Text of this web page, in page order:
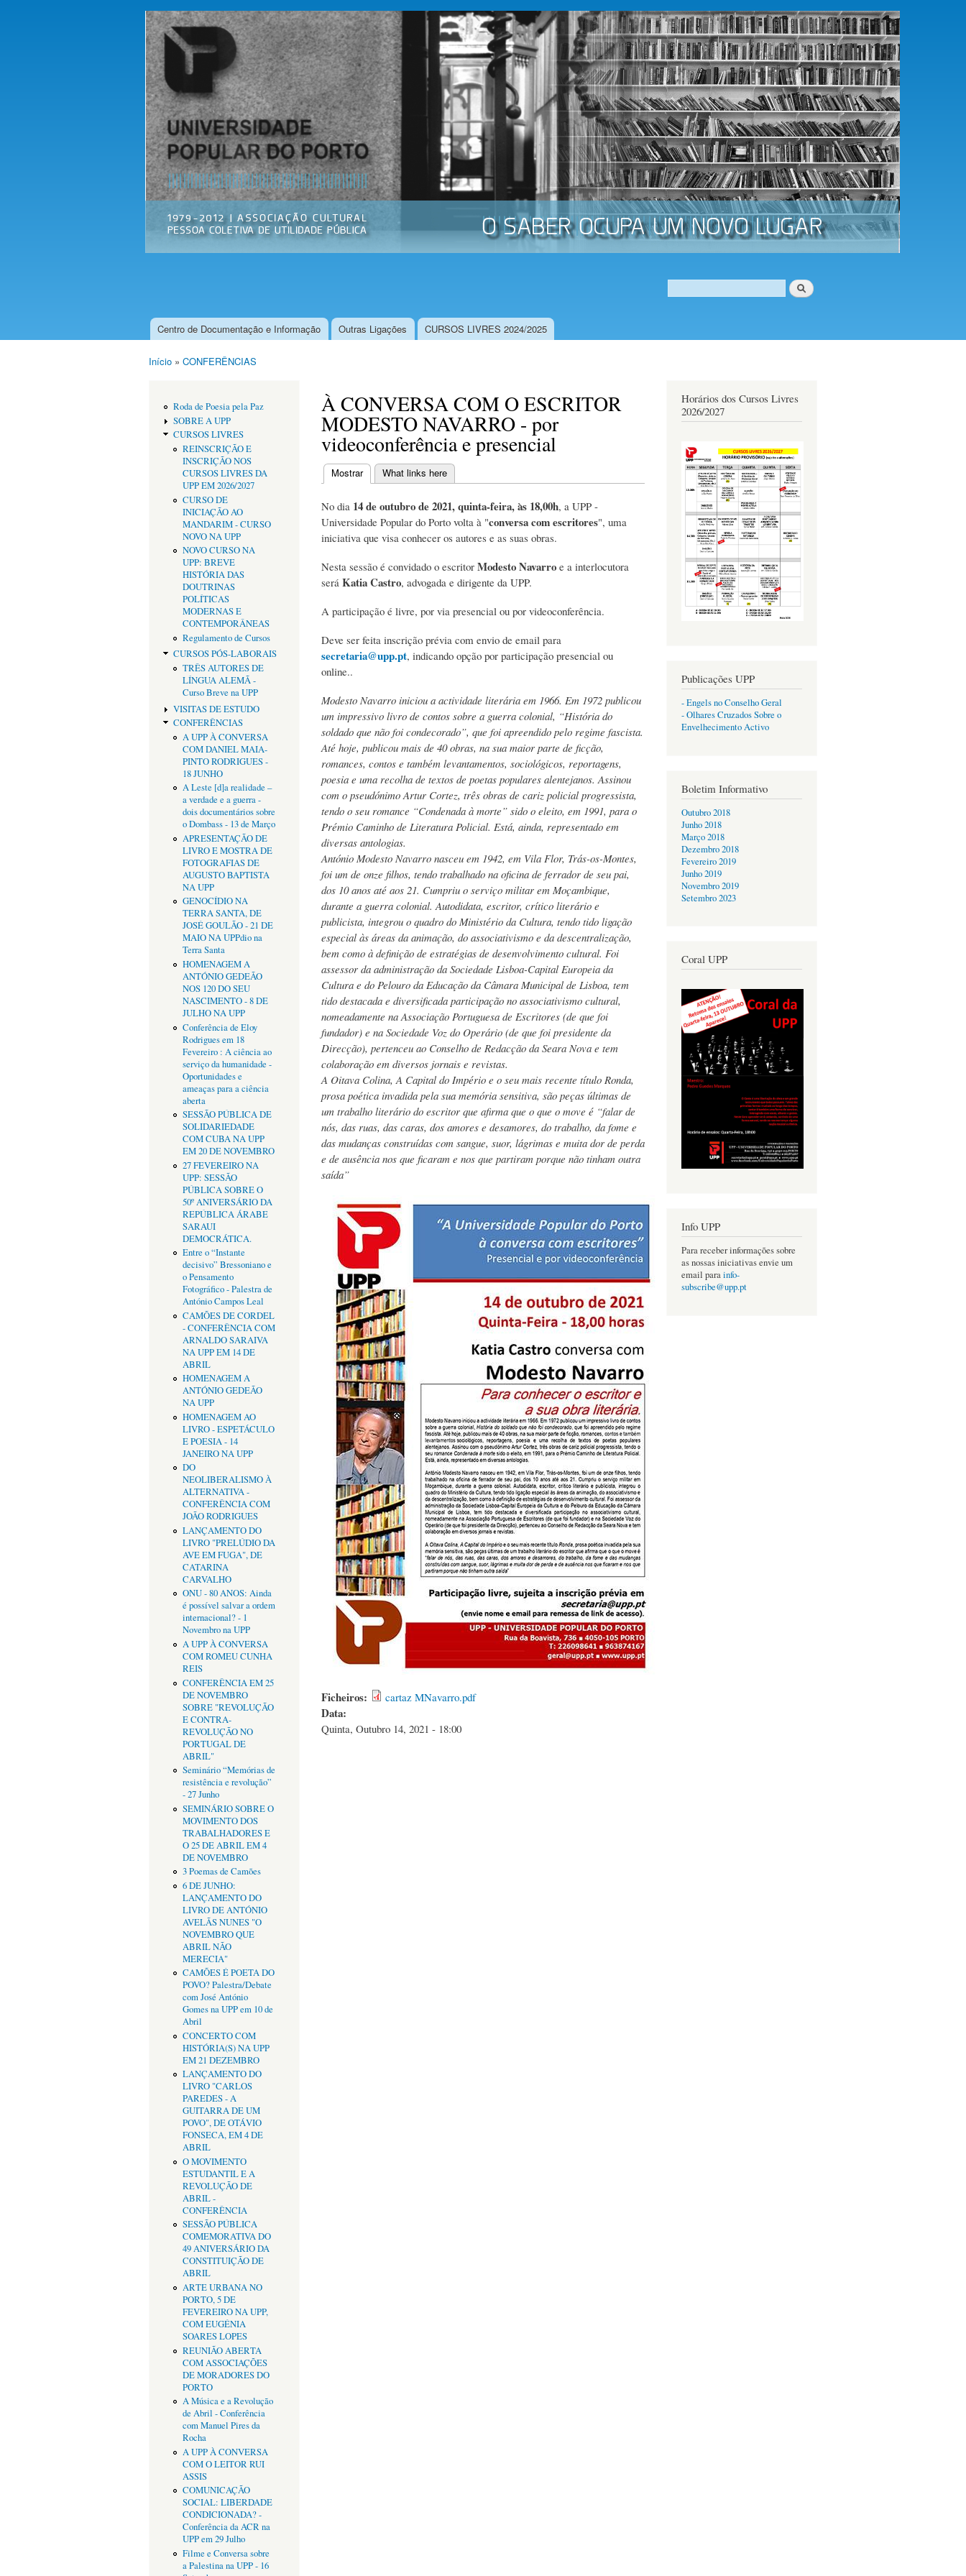
Passar
para o
conteúdo
principal
Universidade
Popular do
Porto
Associação
Cultural
Formulário de procura
Procurar
Menu principal
Centro de Documentação e Informação Outras Ligações CURSOS LIVRES 2024/2025
Início » CONFERÊNCIAS
Roda de Poesia pela Paz
SOBRE A UPP
CURSOS LIVRES
REINSCRIÇÃO E
INSCRIÇÃO NOS
CURSOS LIVRES DA
UPP EM 2026/2027
CURSO DE
INICIAÇÃO AO
MANDARIM - CURSO
NOVO NA UPP
NOVO CURSO NA
UPP: BREVE
HISTÓRIA DAS
DOUTRINAS
POLÍTICAS
MODERNAS E
CONTEMPORÂNEAS
Regulamento de Cursos
CURSOS PÓS-LABORAIS
TRÊS AUTORES DE
LÍNGUA ALEMÃ -
Curso Breve na UPP
VISITAS DE ESTUDO
CONFERÊNCIAS
A UPP À CONVERSA
COM DANIEL MAIA-
PINTO RODRIGUES -
18 JUNHO
A Leste [d]a realidade –
a verdade e a guerra -
dois documentários sobre
o Dombass - 13 de Março
APRESENTAÇÃO DE
LIVRO E MOSTRA DE
FOTOGRAFIAS DE
AUGUSTO BAPTISTA
NA UPP
GENOCÍDIO NA
TERRA SANTA, DE
JOSÉ GOULÃO - 21 DE
MAIO NA UPPdio na
Terra Santa
HOMENAGEM A
ANTÓNIO GEDEÃO
NOS 120 DO SEU
NASCIMENTO - 8 DE
JULHO NA UPP
Conferência de Eloy
Rodrigues em 18
Fevereiro : A ciência ao
serviço da humanidade -
Oportunidades e
ameaças para a ciência
aberta
SESSÃO PÚBLICA DE
SOLIDARIEDADE
COM CUBA NA UPP
EM 20 DE NOVEMBRO
27 FEVEREIRO NA
UPP: SESSÃO
PÚBLICA SOBRE O
50º ANIVERSÁRIO DA
REPÚBLICA ÁRABE
SARAUI
DEMOCRÁTICA.
Entre o “Instante
decisivo” Bressoniano e
o Pensamento
Fotográfico - Palestra de
António Campos Leal
CAMÕES DE CORDEL
- CONFERÊNCIA COM
ARNALDO SARAIVA
NA UPP EM 14 DE
ABRIL
HOMENAGEM A
ANTÓNIO GEDEÃO
NA UPP
HOMENAGEM AO
LIVRO - ESPETÁCULO
E POESIA - 14
JANEIRO NA UPP
DO
NEOLIBERALISMO À
ALTERNATIVA -
CONFERÊNCIA COM
JOÃO RODRIGUES
LANÇAMENTO DO
LIVRO "PRELÚDIO DA
AVE EM FUGA", DE
CATARINA
CARVALHO
ONU - 80 ANOS: Ainda
é possível salvar a ordem
internacional? - 1
Novembro na UPP
A UPP À CONVERSA
COM ROMEU CUNHA
REIS
CONFERÊNCIA EM 25
DE NOVEMBRO
SOBRE "REVOLUÇÃO
E CONTRA-
REVOLUÇÃO NO
PORTUGAL DE
ABRIL"
Seminário “Memórias de
resistência e revolução”
- 27 Junho
SEMINÁRIO SOBRE O
MOVIMENTO DOS
TRABALHADORES E
O 25 DE ABRIL EM 4
DE NOVEMBRO
3 Poemas de Camões
6 DE JUNHO:
LANÇAMENTO DO
LIVRO DE ANTÓNIO
AVELÃS NUNES "O
NOVEMBRO QUE
ABRIL NÃO
MERECIA"
CAMÕES É POETA DO
POVO? Palestra/Debate
com José António
Gomes na UPP em 10 de
Abril
CONCERTO COM
HISTÓRIA(S) NA UPP
EM 21 DEZEMBRO
LANÇAMENTO DO
LIVRO "CARLOS
PAREDES - A
GUITARRA DE UM
POVO", DE OTÁVIO
FONSECA, EM 4 DE
ABRIL
O MOVIMENTO
ESTUDANTIL E A
REVOLUÇÃO DE
ABRIL -
CONFERÊNCIA
SESSÃO PÚBLICA
COMEMORATIVA DO
49 ANIVERSÁRIO DA
CONSTITUIÇÃO DE
ABRIL
ARTE URBANA NO
PORTO, 5 DE
FEVEREIRO NA UPP,
COM EUGÉNIA
SOARES LOPES
REUNIÃO ABERTA
COM ASSOCIAÇÕES
DE MORADORES DO
PORTO
A Música e a Revolução
de Abril - Conferência
com Manuel Pires da
Rocha
A UPP À CONVERSA
COM O LEITOR RUI
ASSIS
COMUNICAÇÃO
SOCIAL: LIBERDADE
CONDICIONADA? -
Conferência da ACR na
UPP em 29 Julho
Filme e Conversa sobre
a Palestina na UPP - 16
À CONVERSA COM O ESCRITOR
MODESTO NAVARRO - por
videoconferência e presencial
Separadores primários
Mostrar(separador ativo)
What links here
No dia 14 de outubro de 2021, quinta-feira, às 18,00h, a UPP -
Universidade Popular do Porto volta à "conversa com escritores", uma
iniciativa que visa conhecer os autores e as suas obras.
Nesta sessão é convidado o escritor Modesto Navarro e a interlocutora
será Katia Castro, advogada e dirigente da UPP.
A participação é livre, por via presencial ou por videoconferência.
Deve ser feita inscrição prévia com envio de email para
secretaria@upp.pt, indicando opção por participação presencial ou
online..
Modesto Navarro iniciou a actividade literária em 1966. Em 1972 publicou
um impressivo livro de contos sobre a guerra colonial, “História do
soldado que não foi condecorado”, que foi apreendido pelo regime fascista.
Até hoje, publicou mais de 40 obras, na sua maior parte de ficção,
romances, contos e também levantamentos, sociológicos, reportagens,
poesia e uma recolha de textos de poetas populares alentejanos. Assinou
com o pseudónimo Artur Cortez, três obras de cariz policial progressista,
tendo o seu romance “Condenada à morte” sido o eleito, em 1991, para o
Prémio Caminho de Literatura Policial. Está, ainda, representado em
diversas antologias.
António Modesto Navarro nasceu em 1942, em Vila Flor, Trás-os-Montes,
foi um de onze filhos, tendo trabalhado na oficina de ferrador de seu pai,
dos 10 anos até aos 21. Cumpriu o serviço militar em Moçambique,
durante a guerra colonial. Autodidata, escritor, crítico literário e
publicista, integrou o quadro do Ministério da Cultura, tendo tido ligação
especial às áreas da animação, do associativismo e da descentralização,
bem como à definição de estratégias de desenvolvimento cultural. Foi
assessor da administração da Sociedade Lisboa-Capital Europeia da
Cultura e do Pelouro da Educação da Câmara Municipal de Lisboa, tem
tido destacada e diversificada participação no associativismo cultural,
nomeadamente na Associação Portuguesa de Escritores (de que foi
fundador) e na Sociedade Voz do Operário (de que foi presidente da
Direcção), pertenceu ao Conselho de Redacção da Seara Nova e tem
colaboração em diversos jornais e revistas.
A Oitava Colina, A Capital do Império e o seu mais recente título Ronda,
prosa poética invadida pela sua memória sensitiva, são peças últimas de
um trabalho literário do escritor que afirma que o que o move é “falar de
nós, das ruas, das caras, dos amores e desamores, do trabalho, da fome e
das mudanças construídas com sangue, suor, lágrimas e muita dor de perda
e de ausência nos que ficaram e nos que partiram porque não tinham outra
saída”
Ficheiros: cartaz MNavarro.pdf
Data:
Quinta, Outubro 14, 2021 - 18:00
Horários dos Cursos Livres
2026/2027
Publicações UPP
- Engels no Conselho Geral
- Olhares Cruzados Sobre o
Envelhecimento Activo
Boletim Informativo
Outubro 2018
Junho 2018
Março 2018
Dezembro 2018
Fevereiro 2019
Junho 2019
Novembro 2019
Setembro 2023
Coral UPP
Info UPP
Para receber informações sobre
as nossas iniciativas envie um
email parainfo-
subscribe@upp.pt